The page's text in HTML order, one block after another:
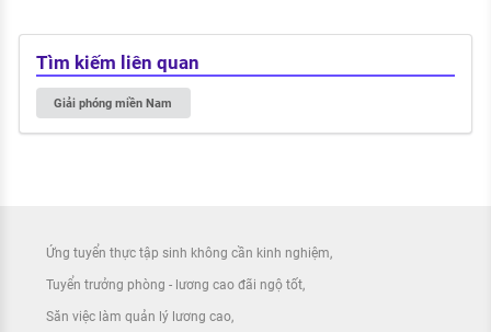
Tìm kiếm liên quan
Giải phóng miền Nam
Ứng tuyển thực tập sinh không cần kinh nghiệm
Tuyển trưởng phòng - lương cao đãi ngộ tốt
Săn việc làm quản lý lương cao